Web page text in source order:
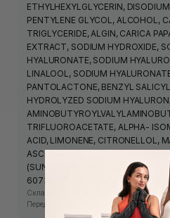
ETHYLHEXYLGLYCERIN,
PENTYLENE GLYCOL, ALCOHOL,
TRIGLYCERIDE, ALGIN, CARICA
EXTRACT, SODIUM HYDROXIDE,
HYALURONATE, SODIUM
LINALOOL, SODIUM
PANTOLACTONE, BENZYL
HYDROLYZED SODIUM
TRIFLUOROACETATE, ALPHA-
ACID, LIMONENE, CITRONELLOL,
ASCORBIC ACID, TOCOPHEROL,
(SUNFLOWER) SEED OIL, BLUE 1
60730).;
Склад засобу може змінюватись
Перед використанням ознайомтесь з